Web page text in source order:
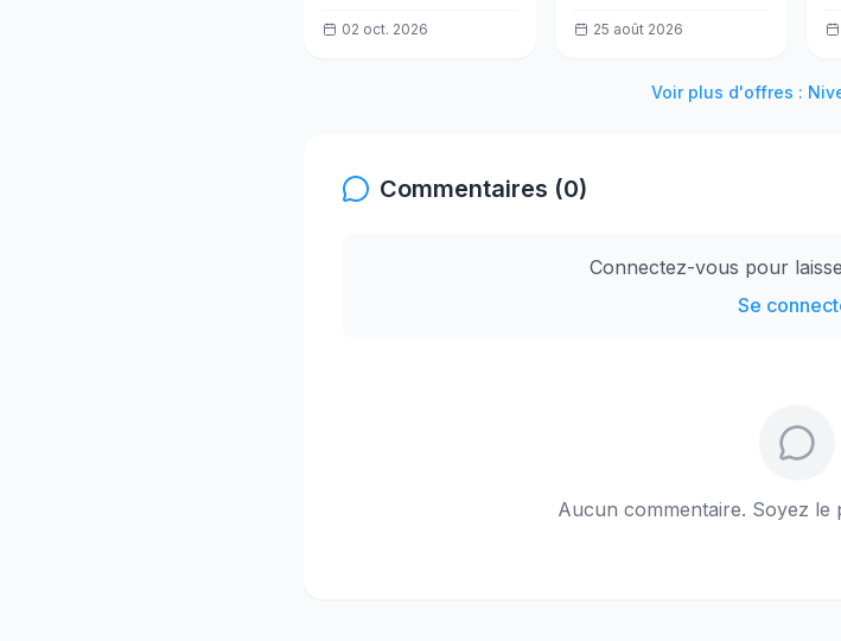
02 oct. 2026
(EU)25 août 2026
Voir plus d'offres :
Commentaires (0)
Connectez-vous pour
Se
Aucun commentaire. Soyez le